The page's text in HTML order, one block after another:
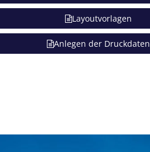
Layoutvorlagen
Anlegen der Druckdaten